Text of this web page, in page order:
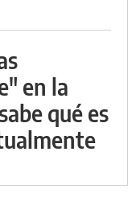
en la
qué es